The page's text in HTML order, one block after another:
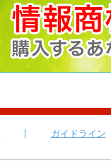
ガイドライン